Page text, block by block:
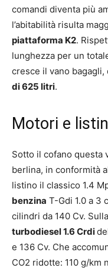
comandi diventa più
l’abitabilità risulta
piattaforma K2.
lunghezza per un
cresce il vano bagagli,
di 625 litri.
Motori e
Sotto il cofano questa
berlina, in conformità
listino il classico 1.4
benzina T-Gdi 1.0 a 3
cilindri da 140 Cv.
turbodiesel 1.6 Crdi
e 136 Cv. Che
CO2 ridotte: 110 g/km